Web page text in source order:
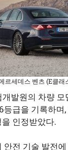
르세데스 벤츠 (E클래
발원의 차량 모
등급을 기록하며
인정받았다.
안전 기술 발전